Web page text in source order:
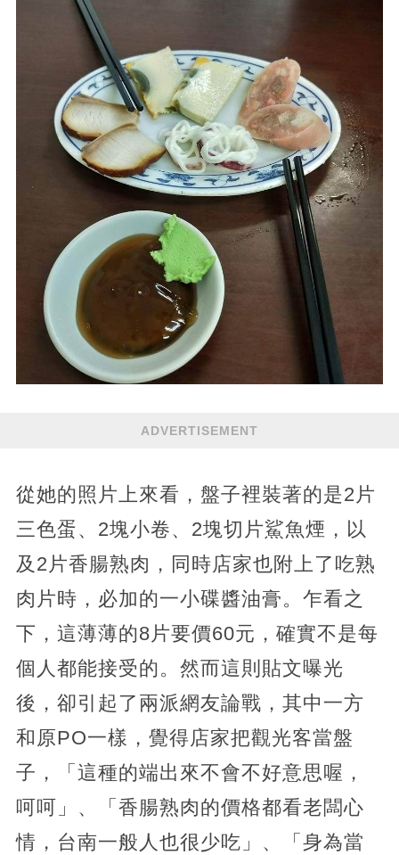
ADVERTISEMENT
從她的照片上來看，盤子裡裝著的是2片
三色蛋、2塊小卷、2塊切片鯊魚煙，以
及2片香腸熟肉，同時店家也附上了吃熟
肉片時，必加的一小碟醬油膏。乍看之
下，這薄薄的8片要價60元，確實不是每
個人都能接受的。然而這則貼文曝光
後，卻引起了兩派網友論戰，其中一方
和原PO一樣，覺得店家把觀光客當盤
子，「這種的端出來不會不好意思喔，
呵呵」、「香腸熟肉的價格都看老闆心
情，台南一般人也很少吃」、「身為當